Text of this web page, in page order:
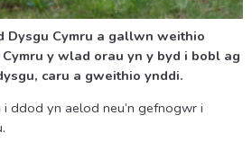
Dysgu Cymru a gallwn weithio
y wlad orau yn y byd i bobl ag
caru a gweithio ynddi.
i ddod yn aelod neu’n gefnogwr i